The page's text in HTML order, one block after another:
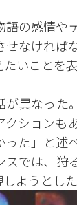
の感情や
なければ
いことを
異なった
ションも
た」と述
では、狩
ようとし